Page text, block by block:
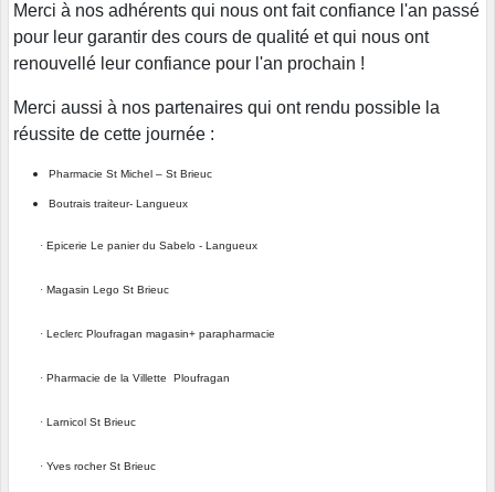
Merci à nos adhérents qui nous ont fait confiance l'an passé
pour leur garantir des cours de qualité et qui nous ont
renouvellé leur confiance pour l'an prochain !
Merci aussi à nos partenaires qui ont rendu possible la
réussite de cette journée :
Pharmacie St Michel – St Brieuc
Boutrais traiteur- Langueux
· Epicerie Le panier du Sabelo - Langueux
· Magasin Lego St Brieuc
· Leclerc Ploufragan magasin+ parapharmacie
· Pharmacie de la Villette Ploufragan
· Larnicol St Brieuc
· Yves rocher St Brieuc